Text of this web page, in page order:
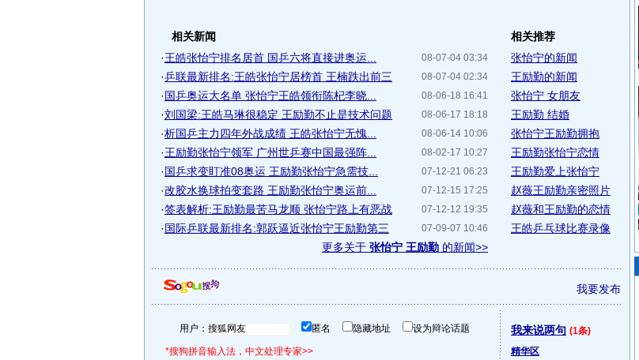
相关新闻
08-07-04 03:34
·王皓张怡宁排名居首 国乒六将直接进奥运...
08-07-04 02:34
·乒联最新排名:王皓张怡宁居榜首 王楠跌出前三
08-06-18 16:41
·国乒奥运大名单 张怡宁王皓领衔陈杞李晓...
08-06-17 18:18
·刘国梁:王皓马琳很稳定 王励勤不止是技术问题
08-06-14 10:06
·析国乒主力四年外战成绩 王皓张怡宁无愧...
08-02-17 10:27
·王励勤张怡宁领军 广州世乒赛中国最强阵...
07-12-21 06:23
·国乒求变盯准08奥运 王励勤张怡宁急需技...
07-12-15 17:25
·改胶水换球拍变套路 王励勤张怡宁奥运前...
07-12-12 19:35
·签表解析:王励勤最苦马龙顺 张怡宁路上有恶战
07-09-07 10:46
·国际乒联最新排名:郭跃逼近张怡宁王励勤第三
更多关于 张怡宁 王励勤 的新闻>>
相关推荐
张怡宁的新闻
王励勤的新闻
张怡宁 女朋友
王励勤 结婚
张怡宁王励勤拥抱
王励勤张怡宁恋情
王励勤爱上张怡宁
赵薇王励勤亲密照片
赵薇和王励勤的恋情
王皓乒乓球比赛录像
我要发布
用户： 匿名 隐藏地址 设为辩论话题
*搜狗拼音输入法，中文处理专家>>
我来说两句 (1条)
精华区